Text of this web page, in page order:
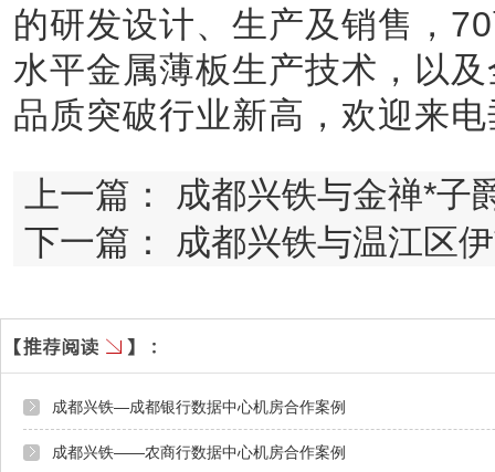
的研发设计、生产及销售，
水平金属薄板生产技术，以
品质突破行业新高，欢迎来
上一篇： 成都兴铁与金禅*子
下一篇： 成都兴铁与温江区
成都兴铁—成都银行数据中心机房合作案例
成都兴铁——农商行数据中心机房合作案例